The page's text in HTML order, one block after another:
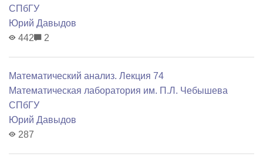
СПбГУ
Юрий Давыдов
442
2
Математический анализ. Лекция 74
Математичеcкая лаборатория им. П.Л. Чебышева
СПбГУ
Юрий Давыдов
287